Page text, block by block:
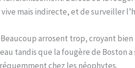
mais indirecte, et de surveiller
arrosent trop, croyant
tandis que la fougère de
chez les néophytes.